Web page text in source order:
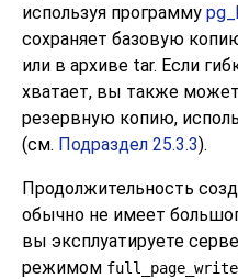
используя программу
сохраняет базовую
или в архиве tar. Если
хватает, вы также
резервную копию,
(см. Подраздел 25.3.3).
Продолжительность
обычно не имеет
вы эксплуатируете
режимом